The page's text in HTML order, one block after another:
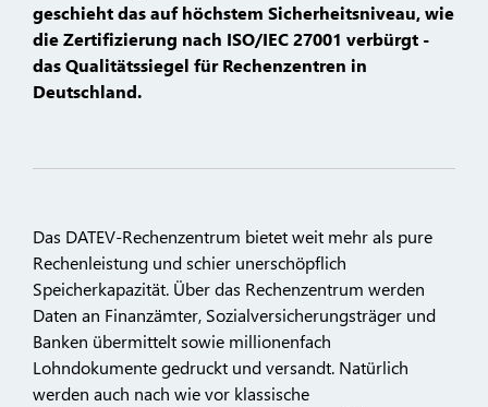
geschieht das auf höchstem Sicherheitsniveau, wie
die Zertifizierung nach ISO/IEC 27001 verbürgt -
das Qualitätssiegel für Rechenzentren in
Deutschland.
Das DATEV-Rechenzentrum bietet weit mehr als pure
Rechenleistung und schier unerschöpflich
Speicherkapazität. Über das Rechenzentrum werden
Daten an Finanzämter, Sozialversicherungsträger und
Banken übermittelt sowie millionenfach
Lohndokumente gedruckt und versandt. Natürlich
werden auch nach wie vor klassische